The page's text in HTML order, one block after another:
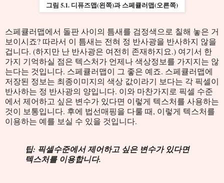
그림 5.1. 디퓨즈맵(왼쪽)과 스페큘러맵(오른쪽)
스페큘러맵에서 돌판 사이의 틈새를 검정색으로 칠해 놓은 거
보이시죠? 따라서 이 틈새는 전혀 정 반사광을 반사하지 않을
겁니다. (하지만 난 반사광은 여전히 존재하지요.) 여기서 한
가지 기억하실 점은 텍스처가 언제나 색상정보를 가지지는 않
는다는 것입니다. 스페큘러맵이 그 좋은 예죠. 스페큘러맵에
저장된 정보는 최종이미지의 색상 값이라기 보다는 각 픽셀이
반사하는 정 반사광의 양입니다. 이와 마찬가지로 픽셀 수준
에서 제어하고 싶은 변수가 있다면 이렇게 텍스처를 사용하는
것이 보통입니다. 후에 법선매핑을 다룰 때, 이렇게 텍스처를
이용하는 예를 보실 수 있을 것입니다.
팁: 픽셀수준에서 제어하고 싶은 변수가 있다면
텍스처를 이용합니다.